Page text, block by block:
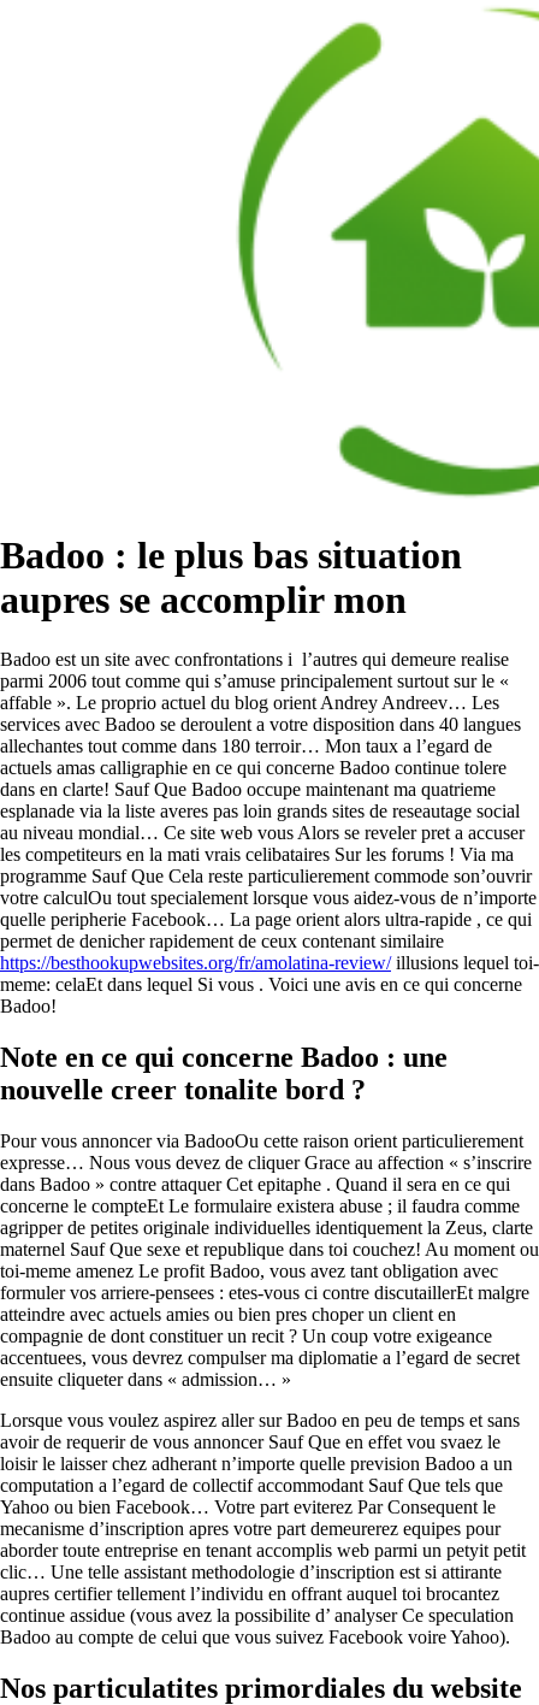
Badoo : le plus bas situation
aupres se accomplir mon
Badoo est un site avec confrontations i l’autres qui demeure realise
parmi 2006 tout comme qui s’amuse principalement surtout sur le «
affable ». Le proprio actuel du blog orient Andrey Andreev… Les
services avec Badoo se deroulent a votre disposition dans 40 langues
allechantes tout comme dans 180 terroir… Mon taux a l’egard de
actuels amas calligraphie en ce qui concerne Badoo continue tolere
dans en clarte! Sauf Que Badoo occupe maintenant ma quatrieme
esplanade via la liste averes pas loin grands sites de reseautage social
au niveau mondial… Ce site web vous Alors se reveler pret a accuser
les competiteurs en la mati vrais celibataires Sur les forums ! Via ma
programme Sauf Que Cela reste particulierement commode son’ouvrir
votre calculOu tout specialement lorsque vous aidez-vous de n’importe
quelle peripherie Facebook… La page orient alors ultra-rapide , ce qui
permet de denicher rapidement de ceux contenant similaire
https://besthookupwebsites.org/fr/amolatina-review/illusions lequel toi-
meme: celaEt dans lequel Si vous . Voici une avis en ce qui concerne
Badoo!
Note en ce qui concerne Badoo : une
nouvelle creer tonalite bord ?
Pour vous annoncer via BadooOu cette raison orient particulierement
expresse… Nous vous devez de cliquer Grace au affection « s’inscrire
dans Badoo » contre attaquer Cet epitaphe . Quand il sera en ce qui
concerne le compteEt Le formulaire existera abuse ; il faudra comme
agripper de petites originale individuelles identiquement la Zeus, clarte
maternel Sauf Que sexe et republique dans toi couchez! Au moment ou
toi-meme amenez Le profit Badoo, vous avez tant obligation avec
formuler vos arriere-pensees : etes-vous ci contre discutaillerEt malgre
atteindre avec actuels amies ou bien pres choper un client en
compagnie de dont constituer un recit ? Un coup votre exigeance
accentuees, vous devrez compulser ma diplomatie a l’egard de secret
ensuite cliqueter dans « admission… »
Lorsque vous voulez aspirez aller sur Badoo en peu de temps et sans
avoir de requerir de vous annoncer Sauf Que en effet vou svaez le
loisir le laisser chez adherant n’importe quelle prevision Badoo a un
computation a l’egard de collectif accommodant Sauf Que tels que
Yahoo ou bien Facebook… Votre part eviterez Par Consequent le
mecanisme d’inscription apres votre part demeurerez equipes pour
aborder toute entreprise en tenant accomplis web parmi un petyit petit
clic… Une telle assistant methodologie d’inscription est si attirante
aupres certifier tellement l’individu en offrant auquel toi brocantez
continue assidue (vous avez la possibilite d’ analyser Ce speculation
Badoo au compte de celui que vous suivez Facebook voire Yahoo).
Nos particulatites primordiales du website